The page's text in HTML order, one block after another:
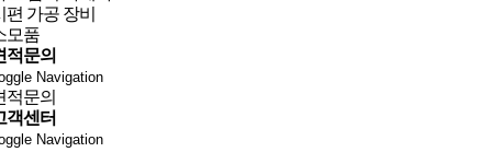
편 가공 장비
모품
적문의
Navigation
적문의
객센터
Navigation